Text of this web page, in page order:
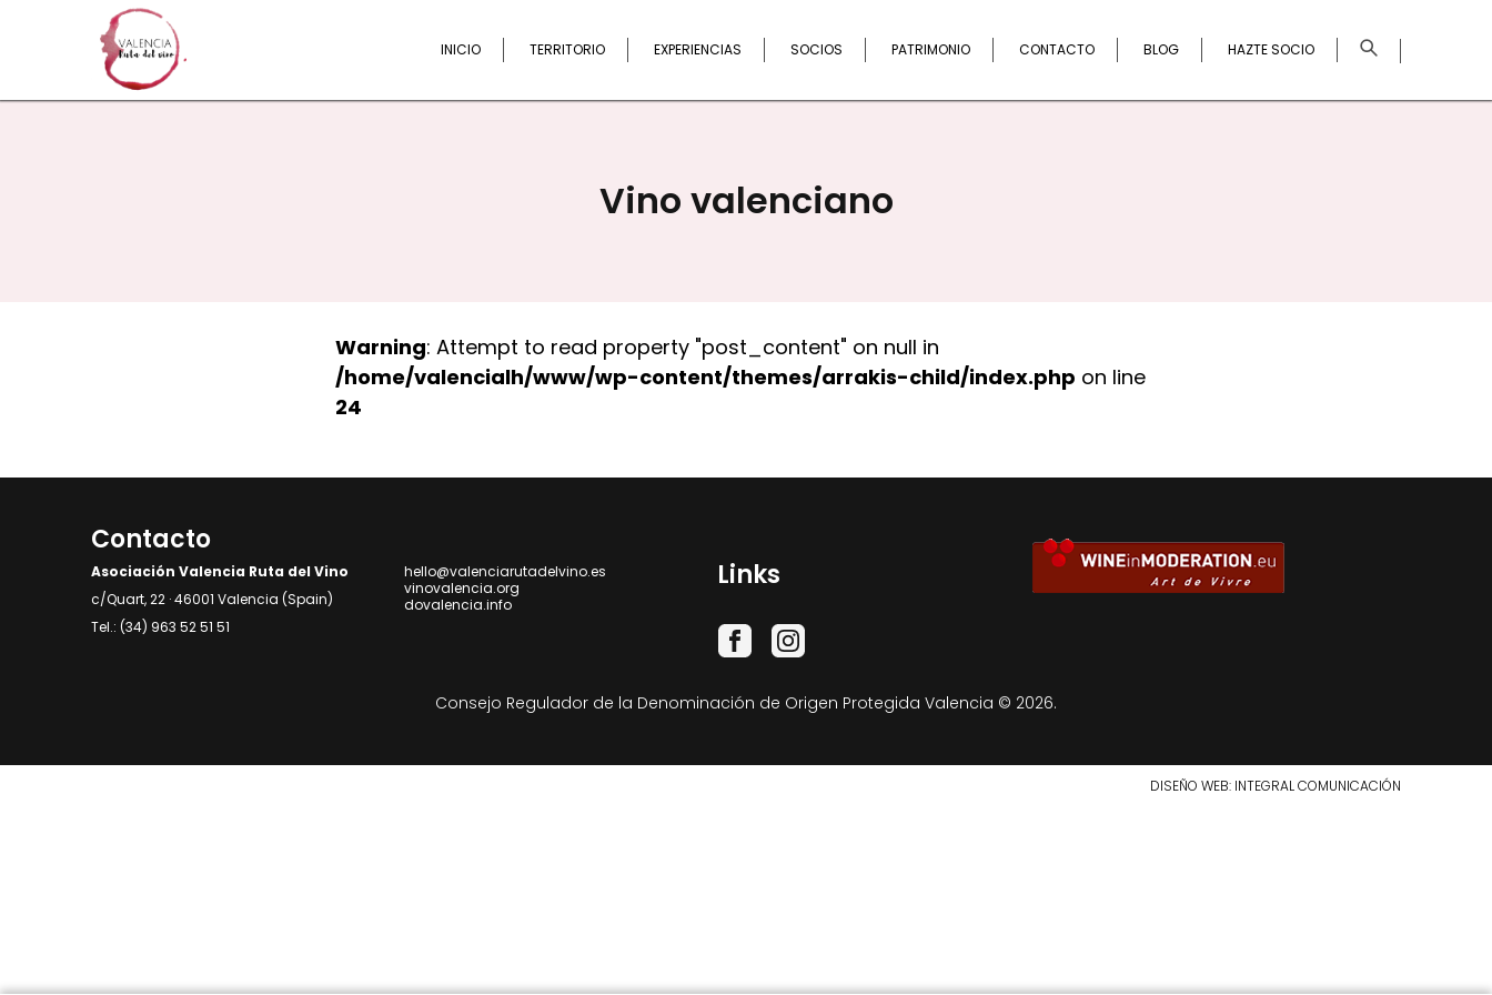
INICIO TERRITORIO EXPERIENCIAS SOCIOS PATRIMONIO CONTACTO BLOG HAZTE SOCIO ×
Vino valenciano
Warning: Attempt to read property "post_content" on null in
/home/valencialh/www/wp-content/themes/arrakis-child/index.php on line
24
Contacto
Asociación Valencia Ruta del Vino
c/Quart, 22 · 46001 Valencia (Spain)
Tel.: (34) 963 52 51 51
hello@valenciarutadelvino.es
vinovalencia.org
dovalencia.info
Links
Consejo Regulador de la Denominación de Origen Protegida Valencia © 2026.
DISEÑO WEB: INTEGRAL COMUNICACIÓN